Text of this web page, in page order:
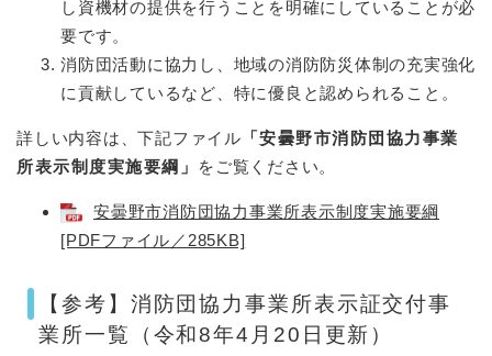
し資機材の提供を行うことを明確にしていることが必
要です。
消防団活動に協力し、地域の消防防災体制の充実強化
に貢献しているなど、特に優良と認められること。
詳しい内容は、下記ファイル 「安曇野市消防団協力事業
所表示制度実施要綱」
をご覧ください。
安曇野市消防団協力事業所表示制度実施要綱
[PDFファイル／285KB]
【参考】消防団協力事業所表示証交付事
業所一覧（令和8年4月20日更新）